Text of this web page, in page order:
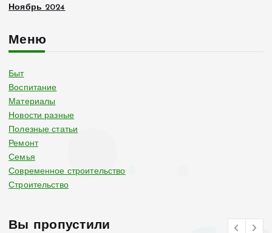
Ноябрь 2024
Меню
Быт
Воспитание
Материалы
Новости разные
Полезные статьи
Ремонт
Семья
Современное строительство
Строительство
Вы пропустили